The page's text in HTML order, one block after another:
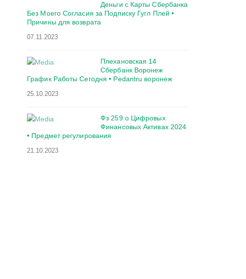
Деньги с Карты Сбербанка
Без Моего Согласия за Подписку Гугл Плей •
Причины для возврата
07.11.2023
Плехановская 14
Сбербанк Воронеж
График Работы Сегодня • Pedantru воронеж
25.10.2023
Фз 259 о Цифровых
Финансовых Активах 2024
• Предмет регулирования
21.10.2023